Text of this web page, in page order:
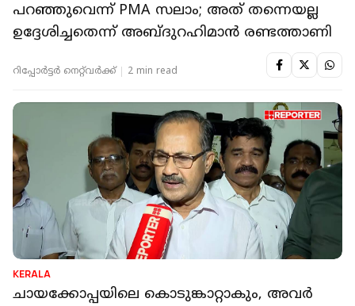
പറഞ്ഞുവെന്ന് PMA സലാം; അത് തന്നെയല്ല
ഉദ്ദേശിച്ചതെന്ന് അബ്ദുറഹിമാൻ രണ്ടത്താണി
റിപ്പോർട്ടർ നെറ്റ്‌വര്‍ക്ക്‌ 2 min read
KERALA
ചായക്കോപ്പയിലെ കൊടുങ്കാറ്റാകും, അവർ